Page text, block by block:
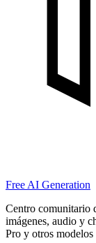
Free AI Generation
Centro comunitario
imágenes, audio y
Pro y otros modelos